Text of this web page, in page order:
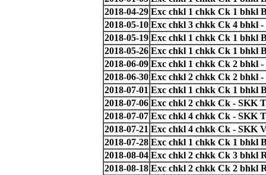
2018-04-29 Exc chkl 1 chkk Ck 1 bhkl
2018-05-10 Exc chkl 3 chkk Ck 4 bhkl
2018-05-19 Exc chkl 1 chkk Ck 1 bhkl
2018-05-26 Exc chkl 1 chkk Ck 1 bhkl
2018-06-09 Exc chkl 1 chkk Ck 2 bhkl
2018-06-30 Exc chkl 2 chkk Ck 2 bhkl
2018-07-01 Exc chkl 1 chkk Ck 1 bhkl
2018-07-06 Exc chkl 2 chkk Ck - SKK
2018-07-07 Exc chkl 4 chkk Ck - SKK
2018-07-21 Exc chkl 4 chkk Ck - SKK
2018-07-28 Exc chkl 1 chkk Ck 1 bhkl
2018-08-04 Exc chkl 2 chkk Ck 3 bhkl
2018-08-18 Exc chkl 2 chkk Ck 2 bhkl